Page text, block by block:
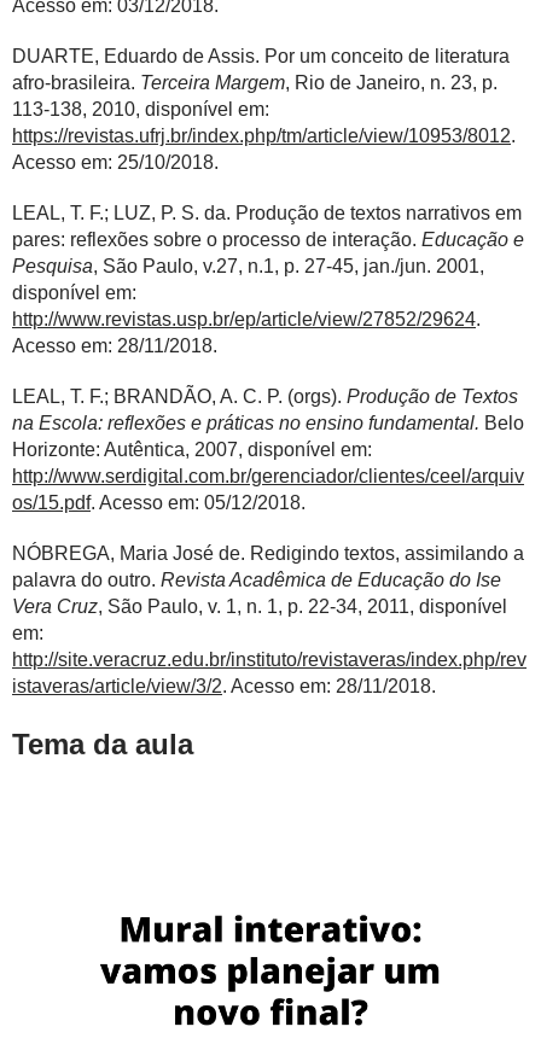
Acesso em: 03/12/2018.
DUARTE, Eduardo de Assis. Por um conceito de literatura
afro-brasileira. Terceira Margem, Rio de Janeiro, n. 23, p.
113-138, 2010, disponível em:
https://revistas.ufrj.br/index.php/tm/article/view/10953/8012.
Acesso em: 25/10/2018.
LEAL, T. F.; LUZ, P. S. da. Produção de textos narrativos em
pares: reflexões sobre o processo de interação. Educação e
Pesquisa, São Paulo, v.27, n.1, p. 27-45, jan./jun. 2001,
disponível em:
http://www.revistas.usp.br/ep/article/view/27852/29624.
Acesso em: 28/11/2018.
LEAL, T. F.; BRANDÃO, A. C. P. (orgs). Produção de Textos
na Escola: reflexões e práticas no ensino fundamental. Belo
Horizonte: Autêntica, 2007, disponível em:
http://www.serdigital.com.br/gerenciador/clientes/ceel/arquiv
os/15.pdf. Acesso em: 05/12/2018.
NÓBREGA, Maria José de. Redigindo textos, assimilando a
palavra do outro. Revista Acadêmica de Educação do Ise
Vera Cruz, São Paulo, v. 1, n. 1, p. 22-34, 2011, disponível
em:
http://site.veracruz.edu.br/instituto/revistaveras/index.php/rev
istaveras/article/view/3/2. Acesso em: 28/11/2018.
Tema da aula